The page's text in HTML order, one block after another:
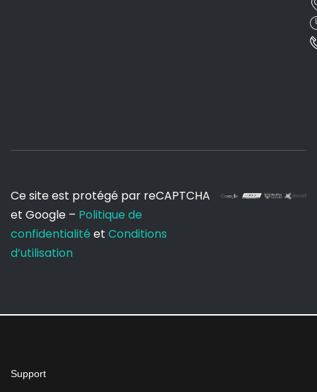
Ce site est protégé par reCAPTCHA
et Google – Politique de
confidentialité et Conditions
d’utilisation
Support